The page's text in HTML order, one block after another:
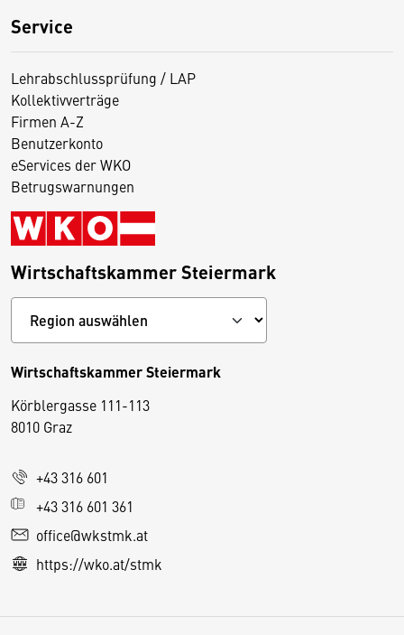
Service
Lehrabschlussprüfung / LAP
Kollektivverträge
Firmen A-Z
Benutzerkonto
eServices der WKO
Betrugswarnungen
Wirtschaftskammer Steiermark
Wirtschaftskammer Steiermark
Körblergasse 111-113
8010 Graz
+43 316 601
+43 316 601 361
office@wkstmk.at
https://wko.at/stmk
D
i
s
e
S
e